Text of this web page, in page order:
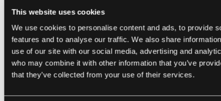
This website uses cookies
We use cookies to personalise content and ads, to provide
features and to analyse our traffic. We also share
use of our site with our social media, advertising and
who may combine it with other information that you’ve
that they’ve collected from your use of their services.
zu identifizieren, die von Angreifern ausgenutzt
werden könnten. Schulungs- und
Sensibilisierungsprogramme für Mitarbeiter sind
ebenfalls entscheidend, um das Personal über
bewährte Vorgehensweisen in der Cybersecurity
aufzuklären und wie potenzielle Bedrohungen
erkannt und darauf reagiert werden kann.